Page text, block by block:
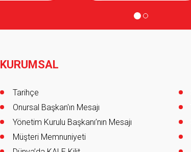
Footer
KURUMSAL
Tarihçe
Onursal Başkan'ın Mesajı
Yönetim Kurulu Başkanı’nın Mesajı
Müşteri Memnuniyeti